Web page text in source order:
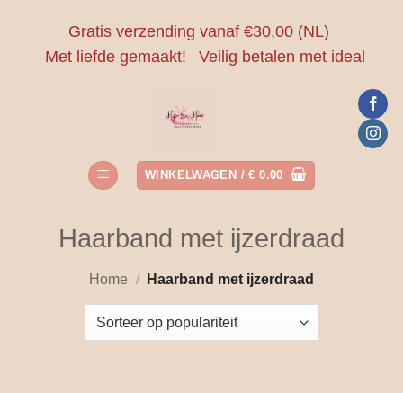
Gratis verzending vanaf €30,00 (NL)
Met liefde gemaakt!
Veilig betalen met ideal
WINKELWAGEN /€ 0.00
Haarband met ijzerdraad
Home / Haarband met ijzerdraad